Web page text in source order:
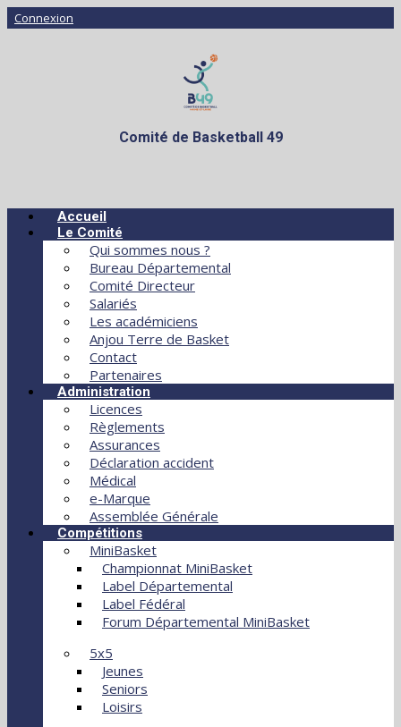
Connexion
Comité de Basketball 49
Accueil
Le Comité
Qui sommes nous ?
Bureau Départemental
Comité Directeur
Salariés
Les académiciens
Anjou Terre de Basket
Contact
Partenaires
Administration
Licences
Règlements
Assurances
Déclaration accident
Médical
e-Marque
Assemblée Générale
Compétitions
MiniBasket
Championnat MiniBasket
Label Départemental
Label Fédéral
Forum Départemental MiniBasket
5x5
Jeunes
Seniors
Loisirs